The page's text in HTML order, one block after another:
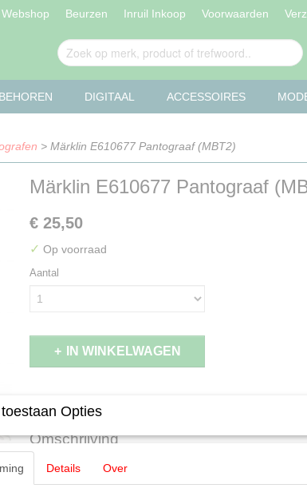
Webshop Beurzen Inruil Inkoop Voorwaarden
DIGITAAL ACCESSOIRES
> Märklin E610677 Pantograaf (MBT2)
Märklin E610677 Pantograaf
€ 25,50
✓ Op voorraad
Aantal
IN WINKELWAGEN
Specificaties
Productcode leverancier
Schaal
Omschrijving
Märklin E610677 Pantograaf
Opties
Details Over